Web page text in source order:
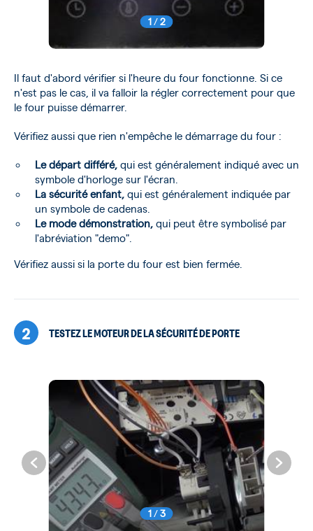
1/2
Il faut d'abord vérifier si l'heure du four fonctionne. Si ce
n'est pas le cas, il va falloir la régler correctement pour que
le four puisse démarrer.
Vérifiez aussi que rien n'empêche le démarrage du four :
Le départ différé, qui est généralement indiqué avec un
symbole d'horloge sur l'écran.
La sécurité enfant, qui est généralement indiquée par
un symbole de cadenas.
Le mode démonstration, qui peut être symbolisé par
l'abréviation "demo".
Vérifiez aussi si la porte du four est bien fermée.
2 TESTEZ LE MOTEUR DE LA SÉCURITÉ DE PORTE
1/3